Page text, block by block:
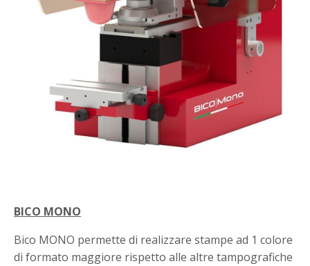
BICO MONO
Bico MONO permette di realizzare stampe ad 1 colore
di formato maggiore rispetto alle altre tampografiche